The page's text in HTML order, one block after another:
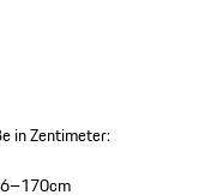
in Zentimeter: